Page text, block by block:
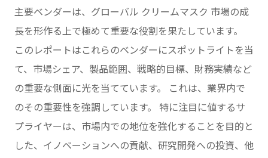
主要ベンダーは、グローバル クリームマスク 市場の成
長を形作る上で極めて重要な役割を果たしています。
このレポートはこれらのベンダーにスポットライトを当
て、市場シェア、製品範囲、戦略的目標、財務実績など
の重要な側面に光を当てています。 これは、業界内で
のその重要性を強調しています。 特に注目に値するサ
プライヤーは、市場内での地位を強化することを目的と
した、イノベーションへの貢献、研究開発への投資、他